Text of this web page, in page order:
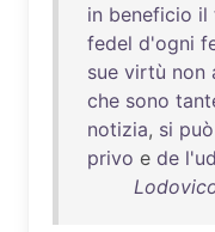
in beneficio il
fedel d'ogni
sue virtù non
che sono
notizia, si può
privo e de